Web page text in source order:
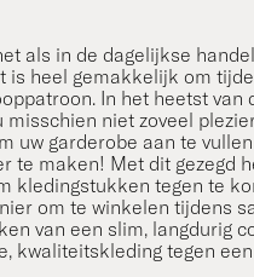
als in de dagelijkse
heel gemakkelijk om
In het heetst
niet zoveel
uw garderobe aan te
te maken! Met dit gezegd
kledingstukken tegen te
om te winkelen tijdens
van een slim, langdurig
kwaliteitskleding tegen